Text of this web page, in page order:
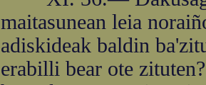
maitasunean leia
adiskideak baldin
erabilli bear ote